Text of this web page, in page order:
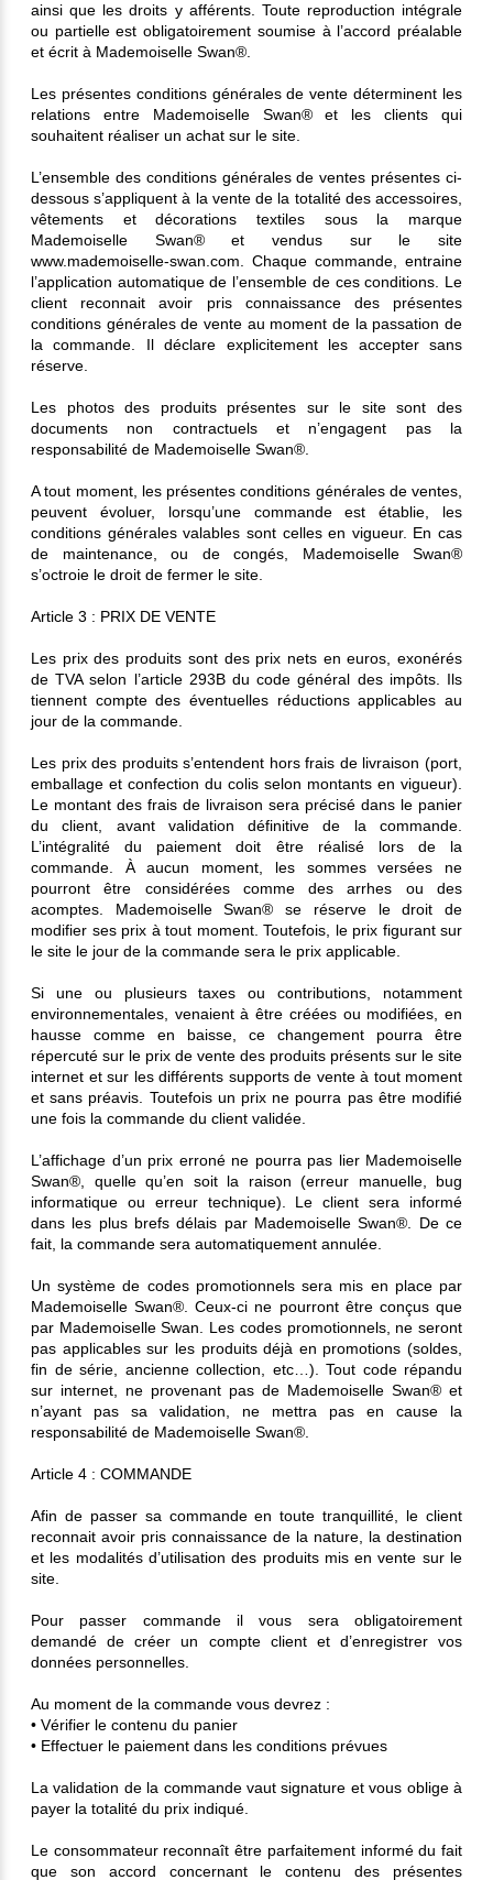
ainsi que les droits y afférents. Toute reproduction intégrale
ou partielle est obligatoirement soumise à l’accord préalable
et écrit à Mademoiselle Swan®.
Les présentes conditions générales de vente déterminent les
relations entre Mademoiselle Swan® et les clients qui
souhaitent réaliser un achat sur le site.
L’ensemble des conditions générales de ventes présentes ci-
dessous s’appliquent à la vente de la totalité des accessoires,
vêtements et décorations textiles sous la marque
Mademoiselle Swan® et vendus sur le site
www.mademoiselle-swan.com. Chaque commande, entraine
l’application automatique de l’ensemble de ces conditions. Le
client reconnait avoir pris connaissance des présentes
conditions générales de vente au moment de la passation de
la commande. Il déclare explicitement les accepter sans
réserve.
Les photos des produits présentes sur le site sont des
documents non contractuels et n’engagent pas la
responsabilité de Mademoiselle Swan®.
A tout moment, les présentes conditions générales de ventes,
peuvent évoluer, lorsqu’une commande est établie, les
conditions générales valables sont celles en vigueur. En cas
de maintenance, ou de congés, Mademoiselle Swan®
s’octroie le droit de fermer le site.
Article 3 : PRIX DE VENTE
Les prix des produits sont des prix nets en euros, exonérés
de TVA selon l’article 293B du code général des impôts. Ils
tiennent compte des éventuelles réductions applicables au
jour de la commande.
Les prix des produits s’entendent hors frais de livraison (port,
emballage et confection du colis selon montants en vigueur).
Le montant des frais de livraison sera précisé dans le panier
du client, avant validation définitive de la commande.
L’intégralité du paiement doit être réalisé lors de la
commande. À aucun moment, les sommes versées ne
pourront être considérées comme des arrhes ou des
acomptes. Mademoiselle Swan® se réserve le droit de
modifier ses prix à tout moment. Toutefois, le prix figurant sur
le site le jour de la commande sera le prix applicable.
Si une ou plusieurs taxes ou contributions, notamment
environnementales, venaient à être créées ou modifiées, en
hausse comme en baisse, ce changement pourra être
répercuté sur le prix de vente des produits présents sur le site
internet et sur les différents supports de vente à tout moment
et sans préavis. Toutefois un prix ne pourra pas être modifié
une fois la commande du client validée.
L’affichage d’un prix erroné ne pourra pas lier Mademoiselle
Swan®, quelle qu’en soit la raison (erreur manuelle, bug
informatique ou erreur technique). Le client sera informé
dans les plus brefs délais par Mademoiselle Swan®. De ce
fait, la commande sera automatiquement annulée.
Un système de codes promotionnels sera mis en place par
Mademoiselle Swan®. Ceux-ci ne pourront être conçus que
par Mademoiselle Swan. Les codes promotionnels, ne seront
pas applicables sur les produits déjà en promotions (soldes,
fin de série, ancienne collection, etc…). Tout code répandu
sur internet, ne provenant pas de Mademoiselle Swan® et
n’ayant pas sa validation, ne mettra pas en cause la
responsabilité de Mademoiselle Swan®.
Article 4 : COMMANDE
Afin de passer sa commande en toute tranquillité, le client
reconnait avoir pris connaissance de la nature, la destination
et les modalités d’utilisation des produits mis en vente sur le
site.
Pour passer commande il vous sera obligatoirement
demandé de créer un compte client et d’enregistrer vos
données personnelles.
Au moment de la commande vous devrez :
• Vérifier le contenu du panier
• Effectuer le paiement dans les conditions prévues
La validation de la commande vaut signature et vous oblige à
payer la totalité du prix indiqué.
Le consommateur reconnaît être parfaitement informé du fait
que son accord concernant le contenu des présentes